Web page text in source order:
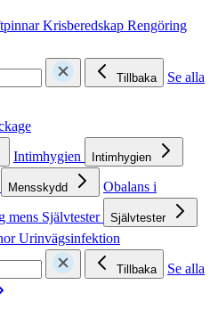
Krisberedskap Rengöring
Tillbaka
Se alla
Intimhygien Intimhygien
Mensskydd
Obalans i
mens Självtester Självtester
Urinvägsinfektion
Tillbaka
Se alla